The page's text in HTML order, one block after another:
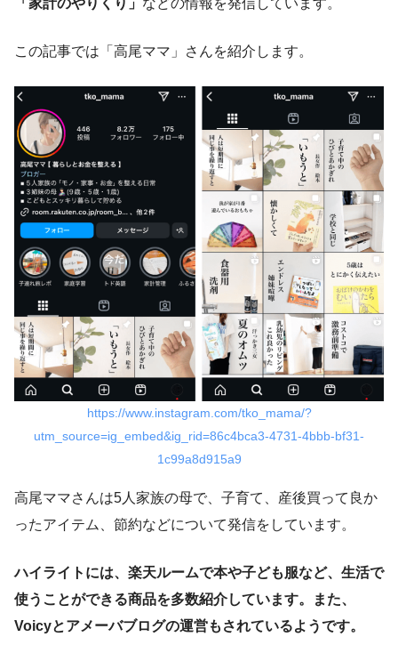
「家計のやりくり」 などの情報を発信しています。
この記事では「高尾ママ」さんを紹介します。
https://www.instagram.com/tko_mama/?
utm_source=ig_embed&ig_rid=86c4bca3-4731-4bbb-bf31-
1c99a8d915a9
高尾ママさんは5人家族の母で、子育て、産後買って良か
ったアイテム、節約などについて発信をしています。
ハイライトには、楽天ルームで本や子ども服など、生活で
使うことができる商品を多数紹介しています。また、
Voicyとアメーバブログの運営もされているようです。